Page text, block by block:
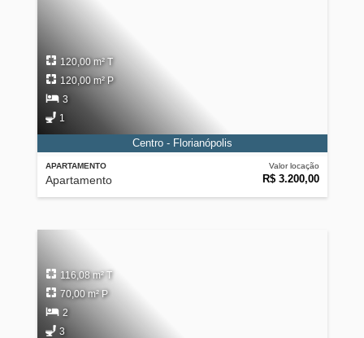
APARTAMENTO
Apartamento
Valor locação
R$ 3.200,00
120,00 m² T
120,00 m² P
3
1
Centro - Florianópolis
116,08 m² T
70,00 m² P
2
3